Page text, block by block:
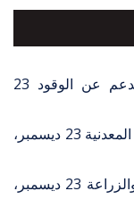
عن الوقود 23
23 ديسمبر،
23 ديسمبر،